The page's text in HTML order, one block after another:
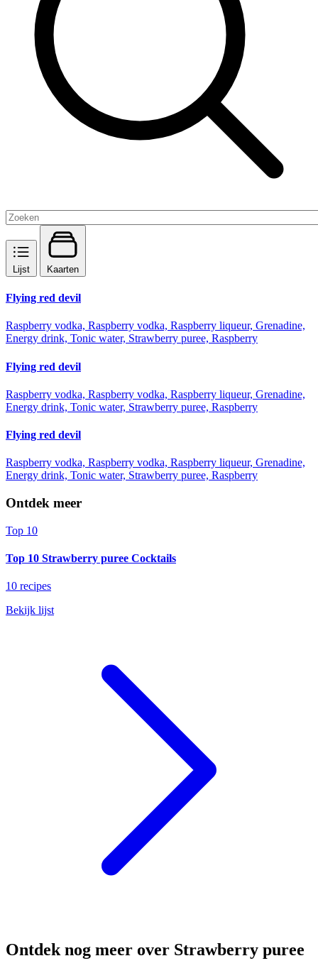
Lijst Kaarten
Flying red devil
Raspberry vodka, Raspberry vodka, Raspberry liqueur, Grenadine,
Energy drink, Tonic water, Strawberry puree, Raspberry
Flying red devil
Raspberry vodka, Raspberry vodka, Raspberry liqueur, Grenadine,
Energy drink, Tonic water, Strawberry puree, Raspberry
Flying red devil
Raspberry vodka, Raspberry vodka, Raspberry liqueur, Grenadine,
Energy drink, Tonic water, Strawberry puree, Raspberry
Ontdek meer
Top 10
Top 10 Strawberry puree Cocktails
10 recipes
Bekijk lijst
Ontdek nog meer over Strawberry puree